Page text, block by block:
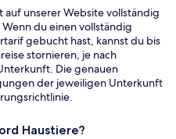
unserer Website vollständig
du einen vollständig
gebucht hast, kannst du bis
stornieren, je nach
Die genauen
der jeweiligen Unterkunft
Haustiere?